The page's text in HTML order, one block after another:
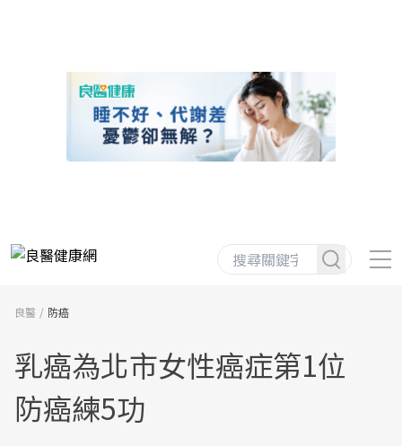
良醫 防癌
乳癌為北市女性癌症第1位
防癌練5功